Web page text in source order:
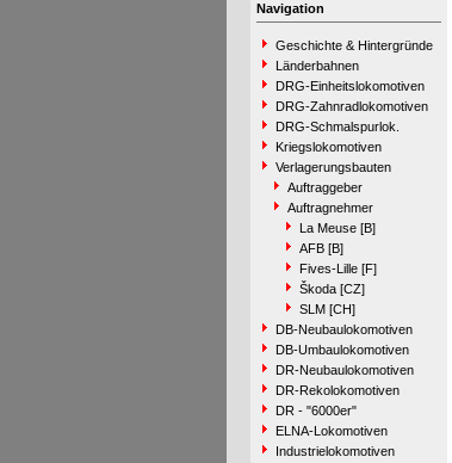
Navigation
Geschichte & Hintergründe
Länderbahnen
DRG-Einheitslokomotiven
DRG-Zahnradlokomotiven
DRG-Schmalspurlok.
Kriegslokomotiven
Verlagerungsbauten
Auftraggeber
Auftragnehmer
La Meuse [B]
AFB [B]
Fives-Lille [F]
Škoda [CZ]
SLM [CH]
DB-Neubaulokomotiven
DB-Umbaulokomotiven
DR-Neubaulokomotiven
DR-Rekolokomotiven
DR - "6000er"
ELNA-Lokomotiven
Industrielokomotiven